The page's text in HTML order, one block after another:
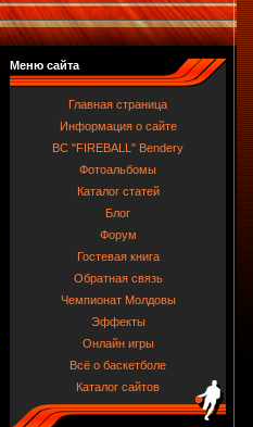
Меню сайта
Главная страница
Информация о сайте
BC "FIREBALL" Bendery
Фотоальбомы
Каталог статей
Блог
Форум
Гостевая книга
Обратная связь
Чемпионат Молдовы
Эффекты
Онлайн игры
Всё о баскетболе
Каталог сайтов